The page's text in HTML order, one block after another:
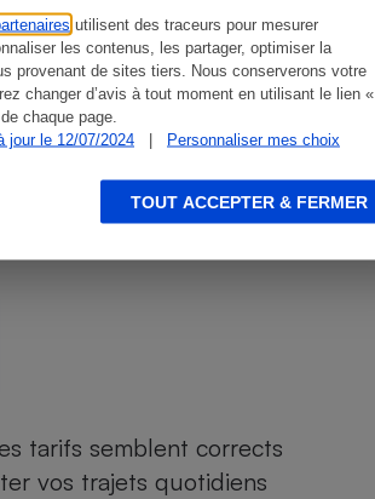
utilisent des traceurs pour mesurer
les contenus, les partager, optimiser la
provenant de sites tiers. Nous conserverons votre
changer d’avis à tout moment en utilisant le lien «
chaque page.
jour le 12/07/2024
| Personnaliser mes choix
TOUT ACCEPTER & FERMER
tarifs semblent corrects
vos trajets quotidiens